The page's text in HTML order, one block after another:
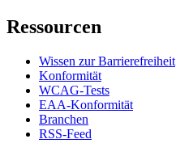
Ressourcen
Wissen zur Barrierefreiheit
Konformität
WCAG-Tests
EAA-Konformität
Branchen
RSS-Feed